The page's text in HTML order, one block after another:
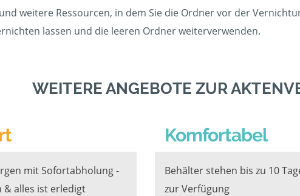
weitere Ressourcen, in dem Sie die Ordner vor der
lassen und die leeren Ordner weiterverwenden.
WEITERE ANGEBOTE ZUR
mit Sofortabholung -
& alles ist erledigt
Komfortabel
Behälter stehen bis zu 10
zur Verfügung